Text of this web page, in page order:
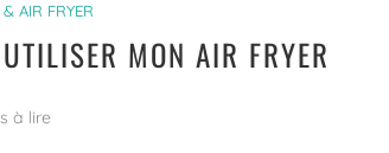
AIR FRYER
MON AIR FRYER
à lire